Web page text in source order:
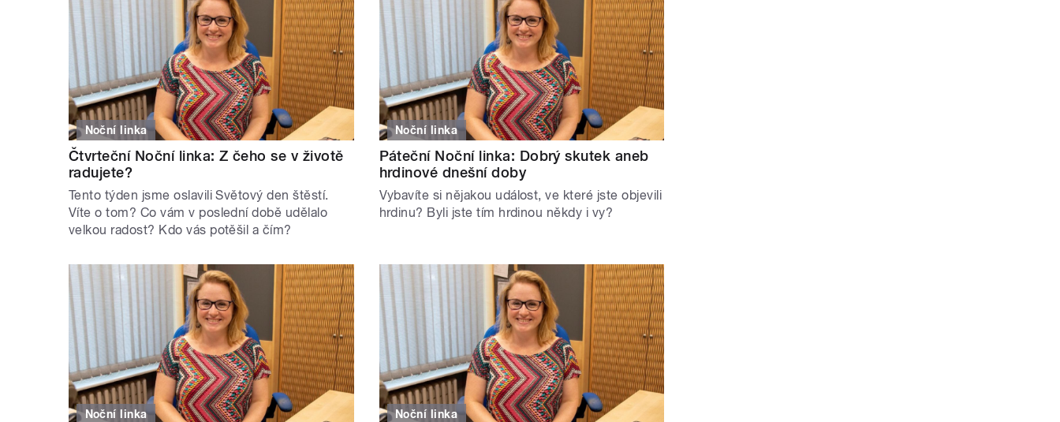
Noční linka
Čtvrteční Noční linka: Z čeho se v životě
radujete?
Tento týden jsme oslavili Světový den štěstí.
Víte o tom? Co vám v poslední době udělalo
velkou radost? Kdo vás potěšil a čím?
Noční linka
Páteční Noční linka: Dobrý skutek aneb
hrdinové dnešní doby
Vybavíte si nějakou událost, ve které jste objevili
hrdinu? Byli jste tím hrdinou někdy i vy?
Noční linka Noční linka